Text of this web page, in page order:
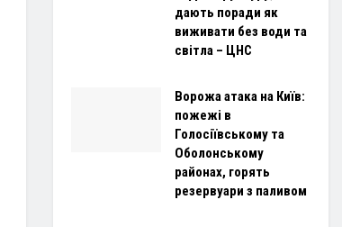
дають поради як
виживати без води та
світла – ЦНС
Ворожа атака на Київ:
пожежі в
Голосіївському та
Оболонському
районах, горять
резервуари з паливом